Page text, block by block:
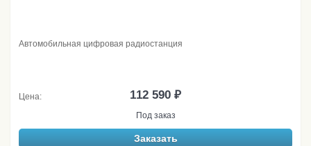
Автомобильная цифровая радиостанция
Цена: 112 590 ₽
Под заказ
Заказать